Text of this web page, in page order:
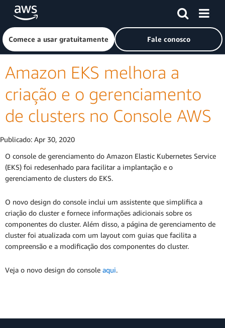
Pular para o conteúdo principal
Clique aqui para voltar à página inicial da Amazon Web
Comece a usar gratuitamente Fale conosco
Amazon EKS melhora a
criação e o gerenciamento
de clusters no Console AWS
Publicado: Apr 30, 2020
O console de gerenciamento do Amazon Elastic Kubernetes Service
(EKS) foi redesenhado para facilitar a implantação e o
gerenciamento de clusters do EKS.
O novo design do console inclui um assistente que simplifica a
criação do cluster e fornece informações adicionais sobre os
componentes do cluster. Além disso, a página de gerenciamento de
cluster foi atualizada com um layout com guias que facilita a
compreensão e a modificação dos componentes do cluster.
Veja o novo design do console aqui.